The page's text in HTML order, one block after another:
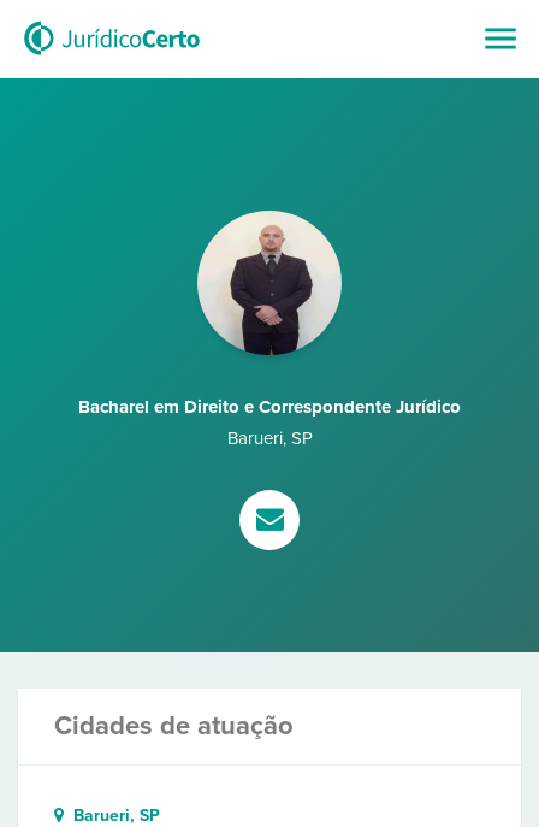
Bacharel em Direito e Correspondente Jurídico
Barueri, SP
Cidades de atuação
Barueri, SP